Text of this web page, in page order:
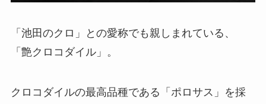
「池田のクロ」との愛称でも親しまれている、
「艶クロコダイル」。
クロコダイルの最高品種である「ポロサス」を採